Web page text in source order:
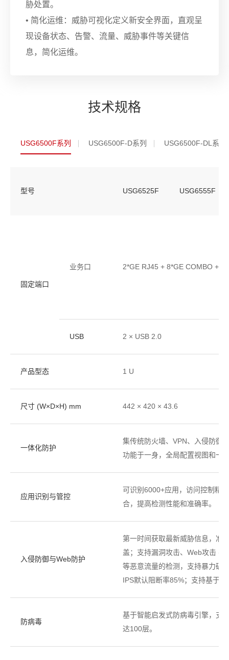
胁处置。
• 简化运维：威胁可视化定义新安全界面，直观呈
现设备状态、告警、流量、威胁事件等关键信
息，简化运维。
技术规格
USG6500F系列 USG6500F-D系列 USG6500F-DL系列
型号 USG6525F USG6555F
固定端口
业务口 2*GE RJ45 + 8*GE COMBO +
USB 2 × USB 2.0
产品型态 1 U
尺寸 (W×D×H) mm 442 × 420 × 43.6
一体化防护
集传统防火墙、VPN、入侵防御
功能于一身，全局配置视图和一
应用识别与管控
可识别6000+应用，访问控制精
合，提高检测性能和准确率。
入侵防御与Web防护
第一时间获取最新威胁信息，准
盖；支持漏洞攻击、Web攻击 (
等恶意流量的检测，支持暴力破
IPS默认阻断率85%；支持基于
防病毒
基于智能启发式防病毒引擎，支
达100层。